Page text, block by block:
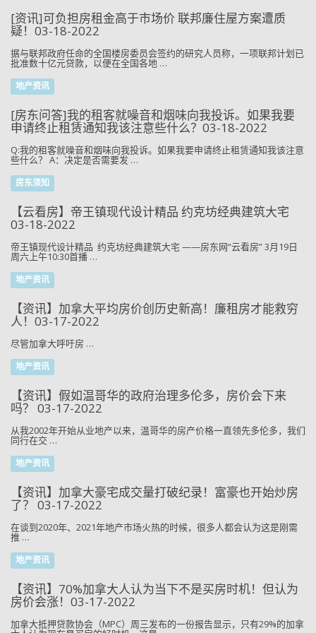
[资讯]可负担房租金高于市场价 联邦廉住屋方案遭质
疑！03-18-2022
据与联邦政府任命的全国楼房委员会签约的研究人员称，一项联邦计划已
批准数十亿元贷款，以便在全国各地 …
地产资讯
[房东问答]我的租客就噪音和烟味向我投诉。如果我要
申请终止租赁通知我该注意些什么？03-18-2022
Q:我的租客就噪音和烟味向我投诉。如果我要申请终止租赁通知我该注意
些什么？ A：决定是否需要发 …
房东须知
【云看房】帝王镇现代设计精品 约克坊经典建筑大宅
03-18-2022
帝王镇现代设计精品 约克坊经典建筑大宅 ——房东网“云看房” 3月19日
周六上午10:30首播 …
地产资讯
【资讯】加拿大平均房价创历史新高！廉租房才能救穷
人！03-17-2022
尽管加拿大呼吁房 …
地产资讯
【资讯】假如温哥华的政府治理多伦多，房价会下来
吗？ 03-17-2022
从我2002年开始从业地产以来，温哥华的房产价格一直领先多伦多，我们
同行在交 …
地产资讯
【资讯】加拿大豪宅成交量打破纪录！富豪也开始炒房
了？ 03-17-2022
在谈到2020年、2021年地产市场火热的时候，很多人都会认为这是刚需
推 …
地产资讯
【资讯】70%加拿大人认为当下不是买房时机！但认为
房价会涨！03-17-2022
加拿大抵押贷款协会（MPC）周三发布的一份报告显示，只有29%的加拿